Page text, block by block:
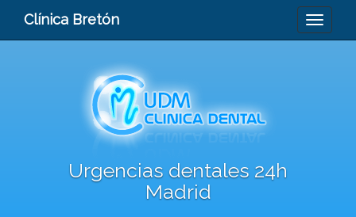
Clínica Bretón
Urgencias dentales 24h
Madrid